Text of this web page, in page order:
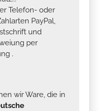
Telefon- oder
PayPal,
und
per
.
wir Ware, die in